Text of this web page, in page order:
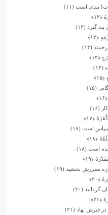
پندى است (۱۱)
﴿۱۲﴾
گیرد (۱۲)
﴿۱۳﴾
(۱۳)
﴿۱۴﴾
﴿۱۵﴾
(۱۵)
﴿۱۶﴾
(۱۶)
﴿۱۷﴾
است (۱۷)
﴿۱۸﴾
است (۱۸)
﴿۱۹﴾
مقررش بخشید (۱۹)
﴿۲۰﴾
(۲۰)
﴿۲۱﴾
قبرش نهاد (۲۱)